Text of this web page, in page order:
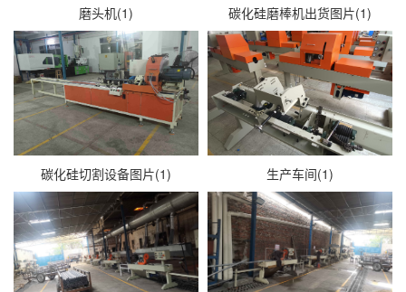
磨头机(1) 碳化硅磨棒机出货图片(1)
碳化硅切割设备图片(1) 生产车间(1)